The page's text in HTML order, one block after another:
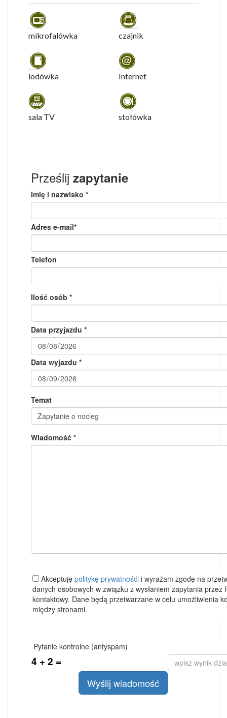
mikrofalówka czajnik
lodówka Internet
sala TV stołówka